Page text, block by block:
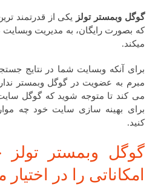
گوگل وبمستر تولز یکی از قدرتمند
که بصورت رایگان، به مدیریت
میکند.
برای آنکه وبسایت شما در نتایج
مبرم به عضویت در گوگل وبمستر
می کند تا متوجه شوید که گوگل
برای بهینه سازی سایت خود چه
کنید.
گوگل وبمستر تولز
امکاناتی را در